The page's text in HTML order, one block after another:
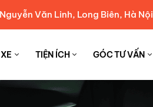
Văn Linh, Long Biên, Hà Nội
TIỆN ÍCH GÓC TƯ VẤN